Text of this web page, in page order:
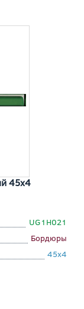
45x4
UG1H021
Бордюры
45x4